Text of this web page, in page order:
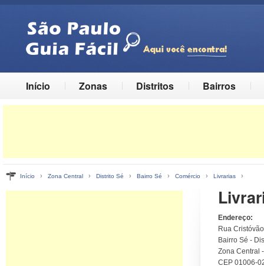
Início Zonas Distritos Bairros
Início › Zona Central › Distrito Sé › Bairro Sé › Comércio › Livrarias ›
Endereço:
Rua
Bairro Sé -
Zona Central
CEP 01006-